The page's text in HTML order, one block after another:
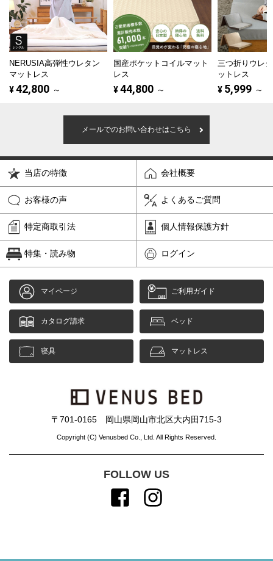
NERUSIA高弾性ウレタン
マットレス
¥42,800 ～
国産ポケットコイルマット
レス
¥44,800 ～
三つ折りウレ
ットレス
¥ 5,999 ～
メールでのお問い合わせはこちら
当店の特徴 会社概要
お客様の声 よくあるご質問
特定商取引法 個人情報保護方針
特集・読み物 ログイン
マイページ ご利用ガイド
カタログ請求 ベッド
寝具 マットレス
〒701-0165 岡山県岡山市北区大内田715-3
Copyright (C) Venusbed Co., Ltd. All Rights Reserved.
FOLLOW US